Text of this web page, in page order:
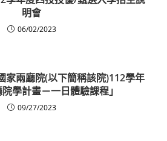
明會
06/02/2023
家兩廳院(以下簡稱該院)112學年
學計畫－一日體驗課程」
09/27/2023